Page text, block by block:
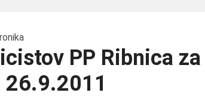
PP Ribnica za
26.9.2011